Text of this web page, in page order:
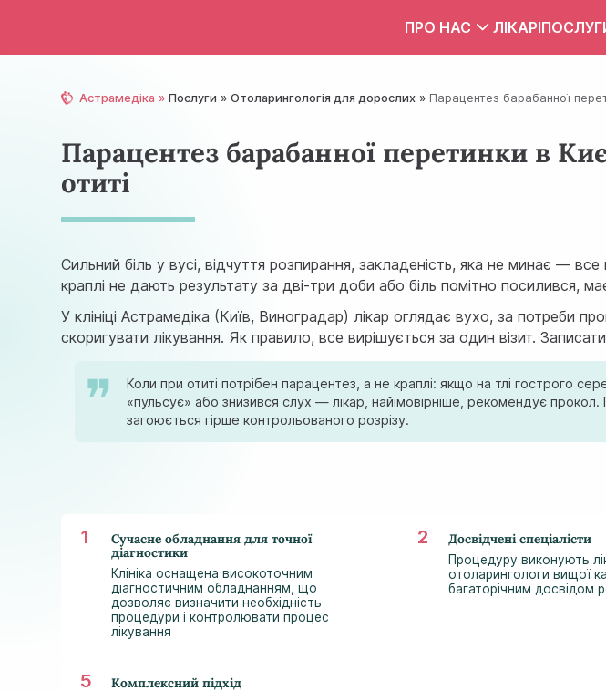
ПРО НАС
Контакти
Правила внутрішнього
ЛІКАРІ
Астрамедіка Послуги Отолaрингологія для дорослих Парацентез барабанної
Парацентез барабанної перетинки в
отиті
Сильний біль у вусі, відчуття розпирання, закладеність, яка не минає —
краплі не дають результату за дві-три доби або біль помітно посилився,
У клініці Астрамедіка (Київ, Виноградар) лікар оглядає вухо, за потреби
скоригувати лікування. Як правило, все вирішується за один візит.
Коли при отиті потрібен парацентез, а не краплі: якщо на тлі гострого
«пульсує» або знизився слух — лікар, найімовірніше, рекомендує
загоюється гірше контрольованого розрізу.
Сучасне обладнання для точної
діагностики
Клініка оснащена високоточним
діагностичним обладнанням, що
дозволяє визначити необхідність
процедури і контролювати процес
лікування
Досвідчені спеціалісти
Процедуру виконують
отоларингологи вищої
багаторічним досвідом
Комплексний підхід